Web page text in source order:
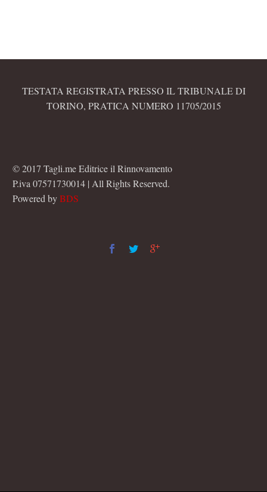
TESTATA REGISTRATA PRESSO IL TRIBUNALE DI
TORINO, PRATICA NUMERO 11705/2015
© 2017 Tagli.me Editrice il Rinnovamento
P.iva 07571730014 | All Rights Reserved.
Powered byBDS